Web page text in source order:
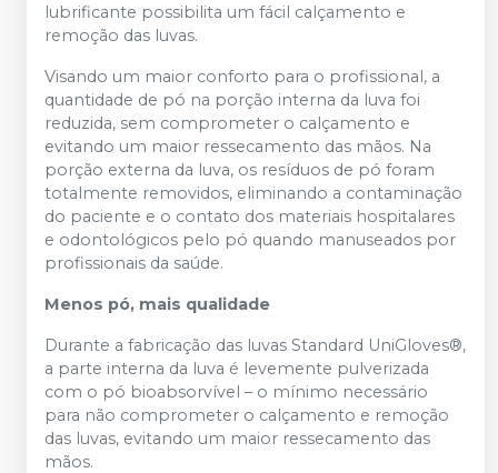
lubrificante possibilita um fácil calçamento e
remoção das luvas.
Visando um maior conforto para o profissional, a
quantidade de pó na porção interna da luva foi
reduzida, sem comprometer o calçamento e
evitando um maior ressecamento das mãos. Na
porção externa da luva, os resíduos de pó foram
totalmente removidos, eliminando a contaminação
do paciente e o contato dos materiais hospitalares
e odontológicos pelo pó quando manuseados por
profissionais da saúde.
Menos pó, mais qualidade
Durante a fabricação das luvas Standard UniGloves®,
a parte interna da luva é levemente pulverizada
com o pó bioabsorvível – o mínimo necessário
para não comprometer o calçamento e remoção
das luvas, evitando um maior ressecamento das
mãos.